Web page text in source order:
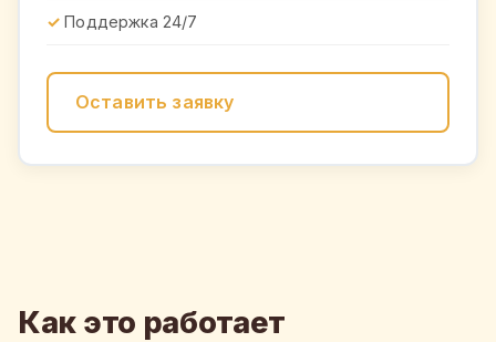
Поддержка 24/7
Оставить заявку
Как это работает